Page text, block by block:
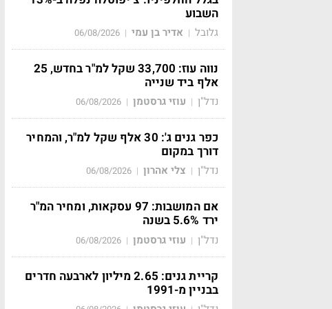
השבוע
גלובל | אדיר בן עמי |
06/08/2026
נווה עוז: 33,700 שקל למ"ר בחדש, 25
אלף ביד שנייה
נדל"ן | עוזי גרסטמן |
06/08/2026
כפר גנים ג': 30 אלף שקל למ"ר, והמחיר
דורך במקום
נדל"ן | צלי אהרון |
06/08/2026
אם המושבות: 97 עסקאות, ומחיר המ"ר
ירד 5.6% בשנה
נדל"ן | עוזי גרסטמן |
06/08/2026
קריית גנים: 2.65 מיליון לארבעה חדרים
בבניין מ-1991